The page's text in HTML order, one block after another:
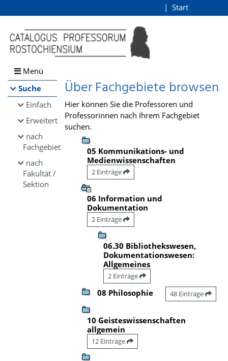
Browsen
direkt zum Inhalt
Start
Menü
Suche
Einfach
Erweitert
nach
Fachgebiet
nach
Fakultät /
Sektion
Über Fachgebiete browsen
Hier können Sie die Professoren und
Professorinnen nach Ihrem Fachgebiet
suchen.
05 Kommunikations- und
Medienwissenschaften
2 Einträge
06 Information und
Dokumentation
2 Einträge
06.30 Bibliothekswesen,
Dokumentationswesen:
Allgemeines
2 Einträge
08 Philosophie 48 Einträge
10 Geisteswissenschaften
allgemein
12 Einträge